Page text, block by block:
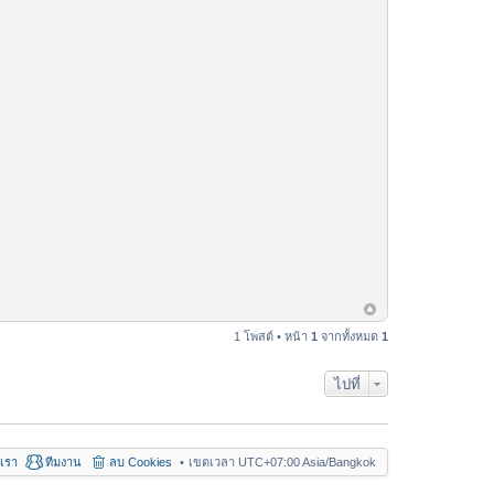
1 โพสต์ • หน้า 1 จากทั้งหมด 1
ไปที่
เขตเวลา UTC+07:00 Asia/Bangkok
ลบ Cookies
ทีมงาน
รา